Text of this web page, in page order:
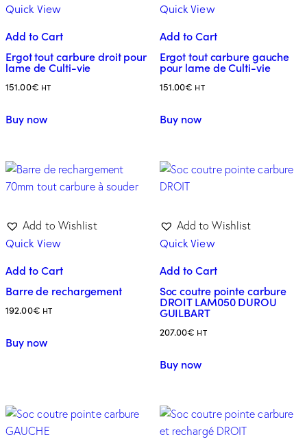
Quick View
Add to Cart
Ergot tout carbure droit pour
lame de Culti-vie
151.00€ HT
Buy now
Quick View
Add to Cart
Ergot tout carbure gauche
pour lame de Culti-vie
151.00€ HT
Buy now
Add to Wishlist
Quick View
Add to Cart
Barre de rechargement
192.00€ HT
Buy now
Add to Wishlist
Quick View
Add to Cart
Soc coutre pointe carbure
DROIT LAM050 DUROU
GUILBART
207.00€ HT
Buy now